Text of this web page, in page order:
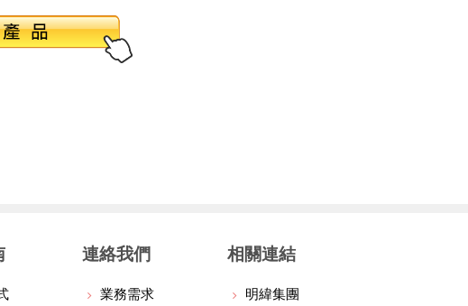
連絡我們
業務需求
相關連結
明緯集團